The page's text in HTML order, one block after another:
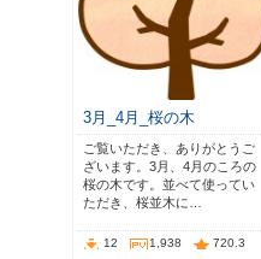
3月_4月_桜の木
ご覧いただき、ありがとうご
ざいます。3月、4月のころの
桜の木です。並べて使ってい
ただき、桜並木に…
12 1,938 720.3